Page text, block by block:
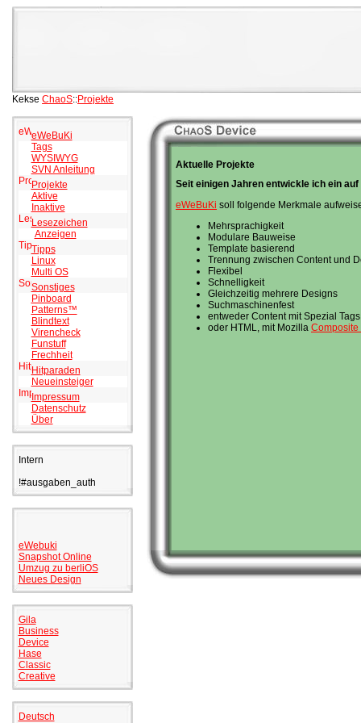
Kekse ChaoS::Projekte
eWeBuKi
Tags
WYSIWYG
SVN Anleitung
Projekte
Aktive
Inaktive
Lesezeichen
Anzeigen
Tipps
Linux
Multi OS
Sonstiges
Pinboard
Patterns™
Blindtext
Virencheck
Funstuff
Frechheit
Hitparaden
Neueinsteiger
Impressum
Datenschutz
Über
Intern
!#ausgaben_auth
eWebuki
Snapshot Online
Umzug zu berliOS
Neues Design
Gila
Business
Device
Hase
Classic
Creative
Deutsch
Aktuelle Projekte
Seit einigen Jahren entwickle ich ein
eWeBuKi soll folgende Merkmale
Mehrsprachigkeit
Modulare Bauweise
Template basierend
Trennung zwischen Content und
Flexibel
Schnelligkeit
Gleichzeitig mehrere Designs
Suchmaschinenfest
entweder Content mit Spezial Tags
oder HTML, mit Mozilla Composite